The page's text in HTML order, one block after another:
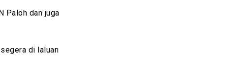
Paloh dan juga
di laluan